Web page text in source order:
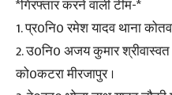
*गिरफ्तार करने वाली टीम-*
1. प्र0नि0 रमेश यादव थाना
2. उ0नि0 अजय कुमार श्रीवास्वत
को0कटरा मीरजापुर ।